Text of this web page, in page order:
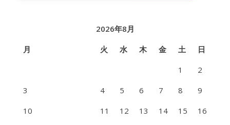
2026年8月
月
火 水 木 金 土
日
1
2
3
4 5 6 7 8
9
10
11 12 13 14 15
16